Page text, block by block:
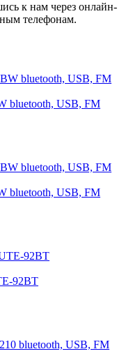
к нам через онлайн-
телефонам.
bluetooth, USB, FM
bluetooth, USB, FM
92BT